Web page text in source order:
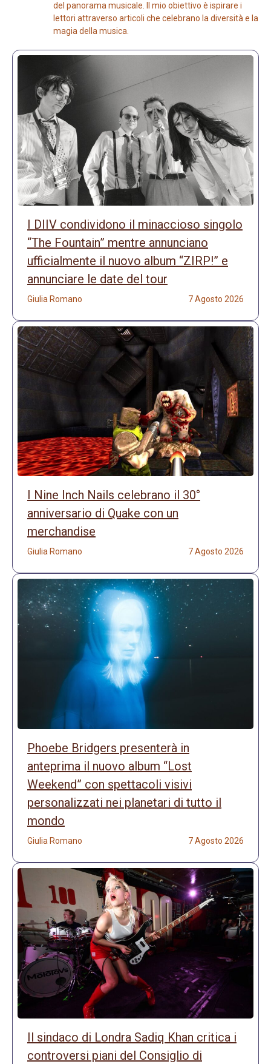
del panorama musicale. Il mio obiettivo è ispirare i
lettori attraverso articoli che celebrano la diversità e la
magia della musica.
I DIIV condividono il minaccioso singolo
“The Fountain” mentre annunciano
ufficialmente il nuovo album “ZIRP!” e
annunciare le date del tour
Giulia Romano 7 Agosto 2026
I Nine Inch Nails celebrano il 30°
anniversario di Quake con un
merchandise
Giulia Romano 7 Agosto 2026
Phoebe Bridgers presenterà in
anteprima il nuovo album “Lost
Weekend” con spettacoli visivi
personalizzati nei planetari di tutto il
mondo
Giulia Romano 7 Agosto 2026
Il sindaco di Londra Sadiq Khan critica i
controversi piani del Consiglio di